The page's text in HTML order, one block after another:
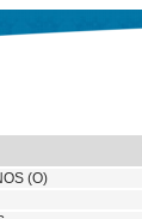
(O)